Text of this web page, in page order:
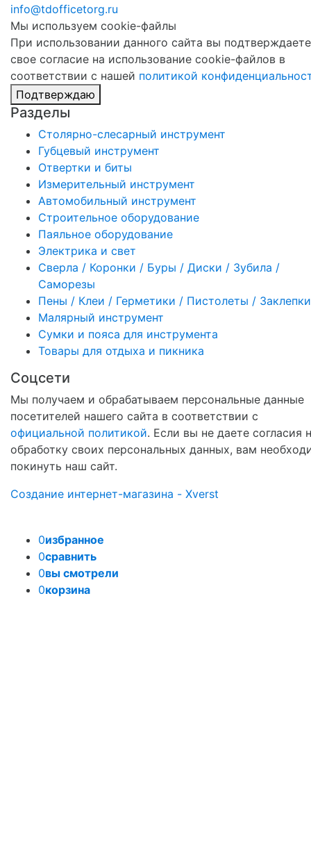
info@tdofficetorg.ru
Мы используем cookie-файлы
При использовании данного сайта вы подтверждаете
свое согласие на использование cookie-файлов в
соответствии с нашей политикой
Подтверждаю
Разделы
Столярно-слесарный инструмент
Губцевый инструмент
Отвертки и биты
Измерительный инструмент
Автомобильный инструмент
Строительное оборудование
Паяльное оборудование
Электрика и свет
Сверла / Коронки / Буры / Диски / Зубила /
Саморезы
Пены / Клеи / Герметики / Пистолеты / Заклепки
Малярный инструмент
Сумки и пояса для инструмента
Товары для отдыха и пикника
Соцсети
Мы получаем и обрабатываем персональные данные
посетителей нашего сайта в соответствии с
официальной политикой. Если вы не даете согласия
обработку своих персональных данных, вам
покинуть наш сайт.
Создание интернет-магазина - Xverst
0избранное
0сравнить
0вы смотрели
0корзина